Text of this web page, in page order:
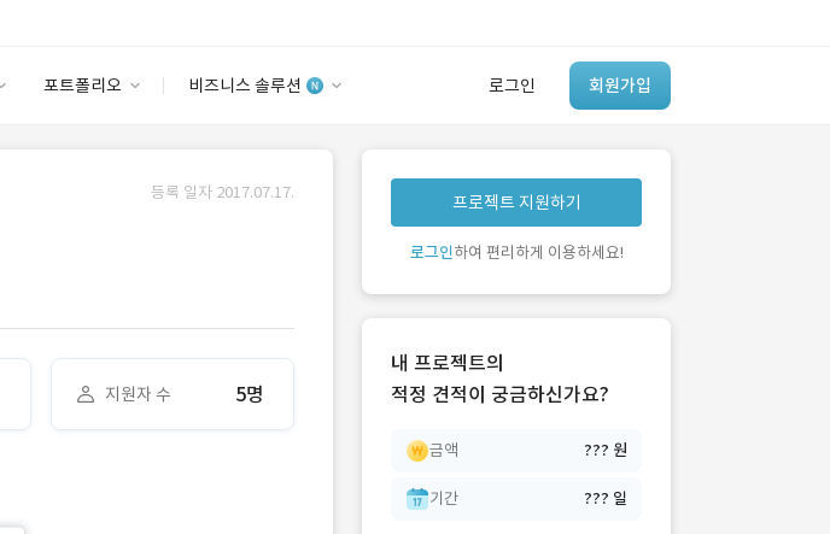
포트폴리오 비즈니스 솔루션 로그인 회원가입
안심 코드 케어
유사사례 검색 AI
‘이런 거’ 만들어본
개발 회사 있어?
등록 일자 2017.07.17.
지원자 수 5명
프로젝트 지원하기
로그인하여 편리하게 이용하세요!
내 프로젝트의
적정 견적이 궁금하신가요?
금액 ??? 원
기간 ??? 일